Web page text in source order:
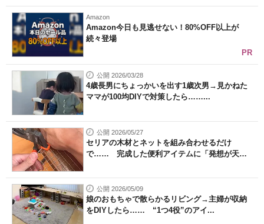
Amazon
Amazon今日も見逃せない！80%OFF以上が
続々登場
PR
公開 2026/03/28
4歳長男にちょっかいを出す1歳次男→見かねた
ママが100均DIYで対策したら……...
公開 2026/05/27
セリアの木材とネットを組み合わせるだけ
で…… 完成した便利アイテムに「発想が天
公開 2026/05/09
娘のおもちゃで散らかるリビング→主婦が収納
をDIYしたら…… “1つ4役”のアイ...